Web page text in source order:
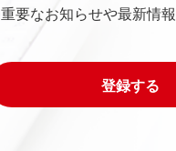
要なお知らせや最新情
登録する